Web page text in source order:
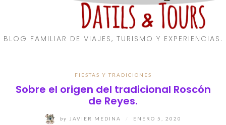
BLOG FAMILIAR DE VIAJES, TURISMO Y EXPERIENCIAS.
FIESTAS Y TRADICIONES
Sobre el origen del tradicional Roscón
de Reyes.
by JAVIER MEDINA ENERO 5, 2020